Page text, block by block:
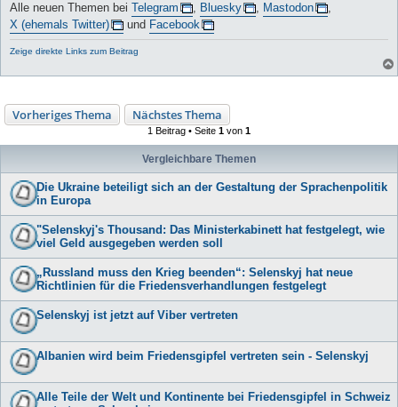
Alle neuen Themen bei Telegram , Bluesky , Mastodon
,
X (ehemals Twitter)
und Facebook
Zeige direkte Links zum Beitrag
Vorheriges Thema Nächstes Thema
1 Beitrag • Seite 1 von 1
Vergleichbare Themen
Die Ukraine beteiligt sich an der Gestaltung der Sprachenpolitik
in Europa
"Selenskyj's Thousand: Das Ministerkabinett hat festgelegt, wie
viel Geld ausgegeben werden soll
„Russland muss den Krieg beenden“: Selenskyj hat neue
Richtlinien für die Friedensverhandlungen festgelegt
Selenskyj ist jetzt auf Viber vertreten
Albanien wird beim Friedensgipfel vertreten sein - Selenskyj
Alle Teile der Welt und Kontinente bei Friedensgipfel in Schweiz